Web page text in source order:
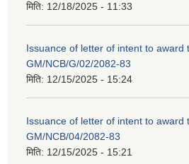
मिति: 12/18/2025 - 11:33
Issuance of letter of intent to award
GM/NCB/G/02/2082-83
मिति: 12/15/2025 - 15:24
Issuance of letter of intent to award
GM/NCB/04/2082-83
मिति: 12/15/2025 - 15:21